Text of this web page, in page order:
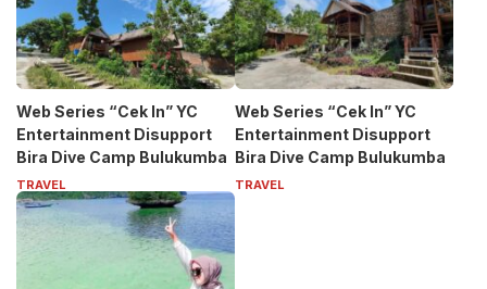
Web Series “Cek In” YC
Entertainment Disupport
Bira Dive Camp Bulukumba
TRAVEL
Web Series “Cek In” YC
Entertainment Disupport
Bira Dive Camp Bulukumba
TRAVEL